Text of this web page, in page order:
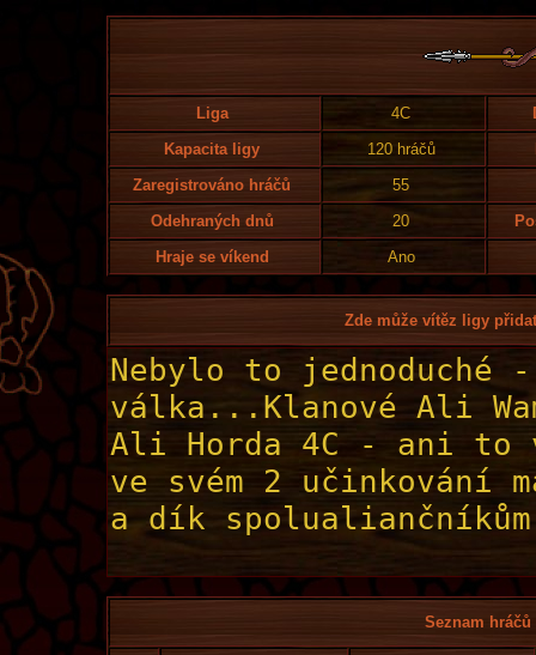
Liga 4C
Kapacita ligy
120 hráčů
Zaregistrováno hráčů
55
Odehraných dnů
20
Hraje se víkend
Ano
Zde může vítěz ligy
Seznam